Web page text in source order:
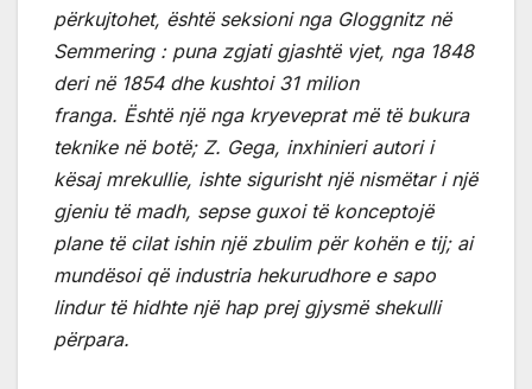
përkujtohet, është seksioni nga Gloggnitz në
Semmering : puna zgjati gjashtë vjet, nga 1848
deri në 1854 dhe kushtoi 31 milion
franga. Është një nga kryeveprat më të bukura
teknike në botë; Z. Gega, inxhinieri autori i
kësaj mrekullie, ishte sigurisht një nismëtar i një
gjeniu të madh, sepse guxoi të konceptojë
plane të cilat ishin një zbulim për kohën e tij; ai
mundësoi që industria hekurudhore e sapo
lindur të hidhte një hap prej gjysmë shekulli
përpara.